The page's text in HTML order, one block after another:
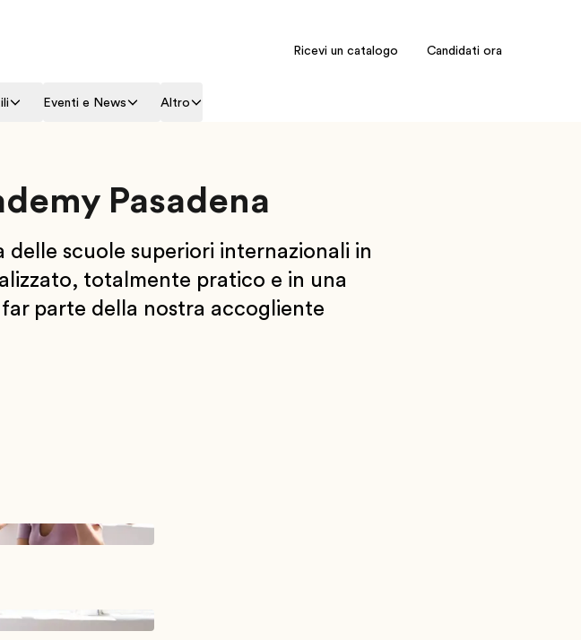
Ricevi un catalogo Candidati ora
Eventi e News Altro
Pasadena
scuole superiori internazionali in
totalmente pratico e in una
parte della nostra accogliente